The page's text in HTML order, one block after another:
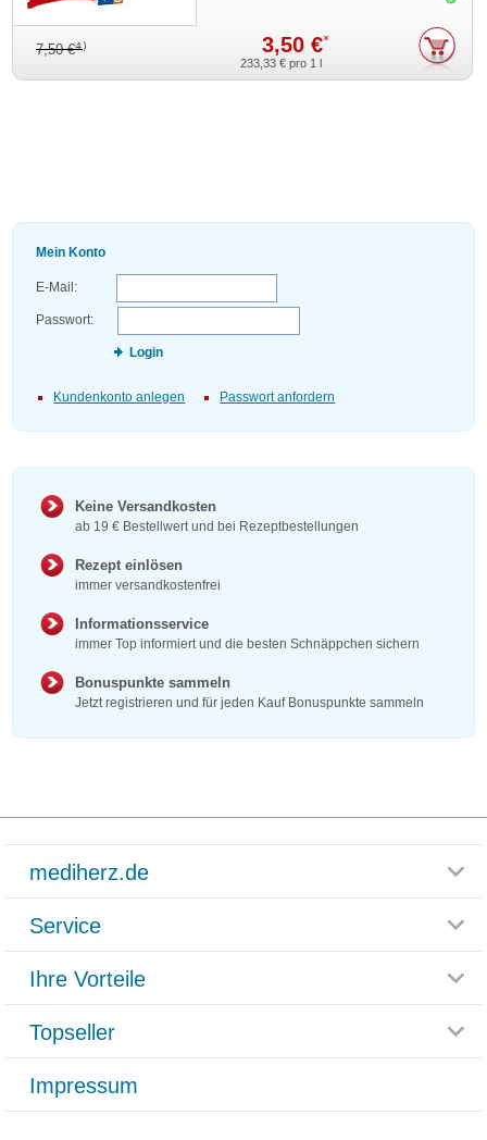
7,50 €4) 3,50 €*
233,33 € pro 1 l
Mein Konto
E-Mail:
Passwort:
Login
Kundenkonto anlegen Passwort anfordern
Keine Versandkosten
ab 19 € Bestellwert und bei Rezeptbestellungen
Rezept einlösen
immer versandkostenfrei
Informationsservice
immer Top informiert und die besten Schnäppchen sichern
Bonuspunkte sammeln
Jetzt registrieren und für jeden Kauf Bonuspunkte sammeln
mediherz.de
Glossar
Häufig gestellte Fragen
Datenschutz
AGB
Service
Rücksendemöglichkeit
Paketlieferstatus
Versandkosten
Ihre Vorteile
Rezeptlieferung
Bonusprogramm
Gutschein und Rabatte
Kundenbewertung
Topseller
Grippostad
Bepanthen
Impressum